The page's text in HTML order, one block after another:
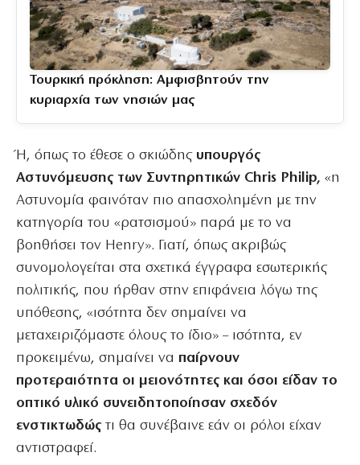
Τουρκική πρόκληση: Αμφισβητούν την
κυριαρχία των νησιών μας
Ή, όπως το έθεσε ο σκιώδηςυπουργός
Αστυνόμευσης των Συντηρητικών Chris Philip, «η
Αστυνομία φαινόταν πιο απασχολημένη με την
κατηγορία του «ρατσισμού» παρά με το να
βοηθήσει τον Henry». Γιατί, όπως ακριβώς
συνομολογείται στα σχετικά έγγραφα εσωτερικής
πολιτικής, που ήρθαν στην επιφάνεια λόγω της
υπόθεσης, «ισότητα δεν σημαίνει να
μεταχειριζόμαστε όλους το ίδιο» – ισότητα, εν
προκειμένω, σημαίνει να παίρνουν
προτεραιότητα οι μειονότητες και όσοι είδαν το
οπτικό υλικό συνειδητοποίησαν σχεδόν
ενστικτωδώς τι θα συνέβαινε εάν οι ρόλοι είχαν
αντιστραφεί.